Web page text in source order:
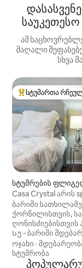
ამ
მაღალი
სხვა
სტუმართა რჩეული
სტუმართა
სტუმრების
e)
Casa Crystal არის
სტუდია SW Barrie
ბარიში
ქორწილისთვის,
ღონისძიებისთვის
Სუ ‑ ბარიში
საცხოვრებელში
ყველაფერთან
Casa Crystal
ოჯახი ·
სტუმრობა